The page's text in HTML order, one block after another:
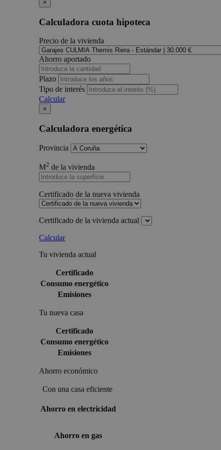
×
Calculadora cuota hipoteca
Precio de la vivienda
Ahorro aportado
Plazo
Tipo de interés
Calcular
×
Calculadora energética
Provincia
M2 de la vivienda
Certificado de la nueva vivienda
Certificado de la vivienda actual
Calcular
Tu vivienda actual
Certificado
Consumo energético
Emisiones
Tu nueva casa
Certificado
Consumo energético
Emisiones
Ahorro económico
Con una casa eficiente
Ahorro en electricidad
Ahorro en gas